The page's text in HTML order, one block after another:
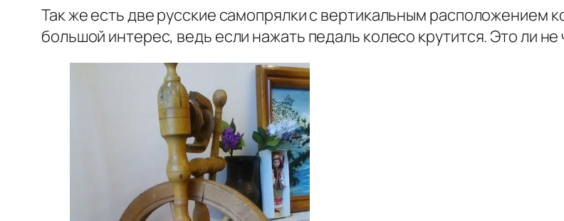
Так же есть две русские самопрялки с вертикальным расположением
большой интерес, ведь если нажать педаль колесо крутится. Это ли не